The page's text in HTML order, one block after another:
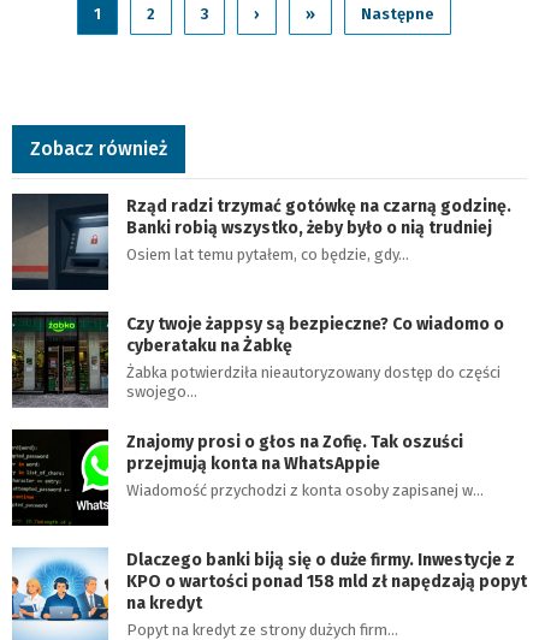
1 2 3 › » Następne
Zobacz również
Rząd radzi trzymać gotówkę na czarną godzinę.
Banki robią wszystko, żeby było o nią trudniej
Osiem lat temu pytałem, co będzie, gdy…
Czy twoje żappsy są bezpieczne? Co wiadomo o
cyberataku na Żabkę
Żabka potwierdziła nieautoryzowany dostęp do części
swojego…
Znajomy prosi o głos na Zofię. Tak oszuści
przejmują konta na WhatsAppie
Wiadomość przychodzi z konta osoby zapisanej w…
Dlaczego banki biją się o duże firmy. Inwestycje z
KPO o wartości ponad 158 mld zł napędzają popyt
na kredyt
Popyt na kredyt ze strony dużych firm…